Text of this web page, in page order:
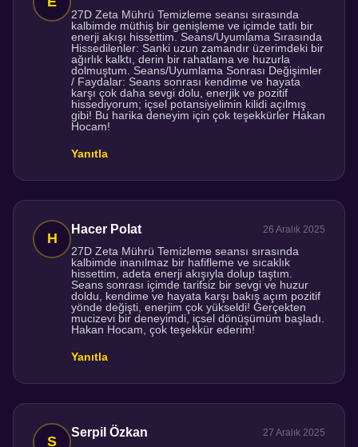
27D Zeta Mührü Temizleme seansı sırasında
kalbimde müthiş bir genişleme ve içimde tatlı bir
enerji akışı hissettim. Seans/Uyumlama Sırasında
Hissedilenler: Sanki uzun zamandır üzerimdeki bir
ağırlık kalktı, derin bir rahatlama ve huzurla
dolmuştum. Seans/Uyumlama Sonrası Değişimler
/ Faydalar: Seans sonrası kendime ve hayata
karşı çok daha sevgi dolu, enerjik ve pozitif
hissediyorum; içsel potansiyelimin kilidi açılmış
gibi! Bu harika deneyim için çok teşekkürler Hakan
Hocam!
Yanıtla
Hacer Polat 26 Aralık 2025
27D Zeta Mührü Temizleme seansı sırasında
kalbimde inanılmaz bir hafifleme ve sıcaklık
hissettim, adeta enerji akışıyla dolup taştım.
Seans sonrası içimde tarifsiz bir sevgi ve huzur
doldu, kendime ve hayata karşı bakış açım pozitif
yönde değişti, enerjim çok yükseldi! Gerçekten
mucizevi bir deneyimdi, içsel dönüşümüm başladı.
Hakan Hocam, çok teşekkür ederim!
Yanıtla
Serpil Özkan 27 Aralık 2025